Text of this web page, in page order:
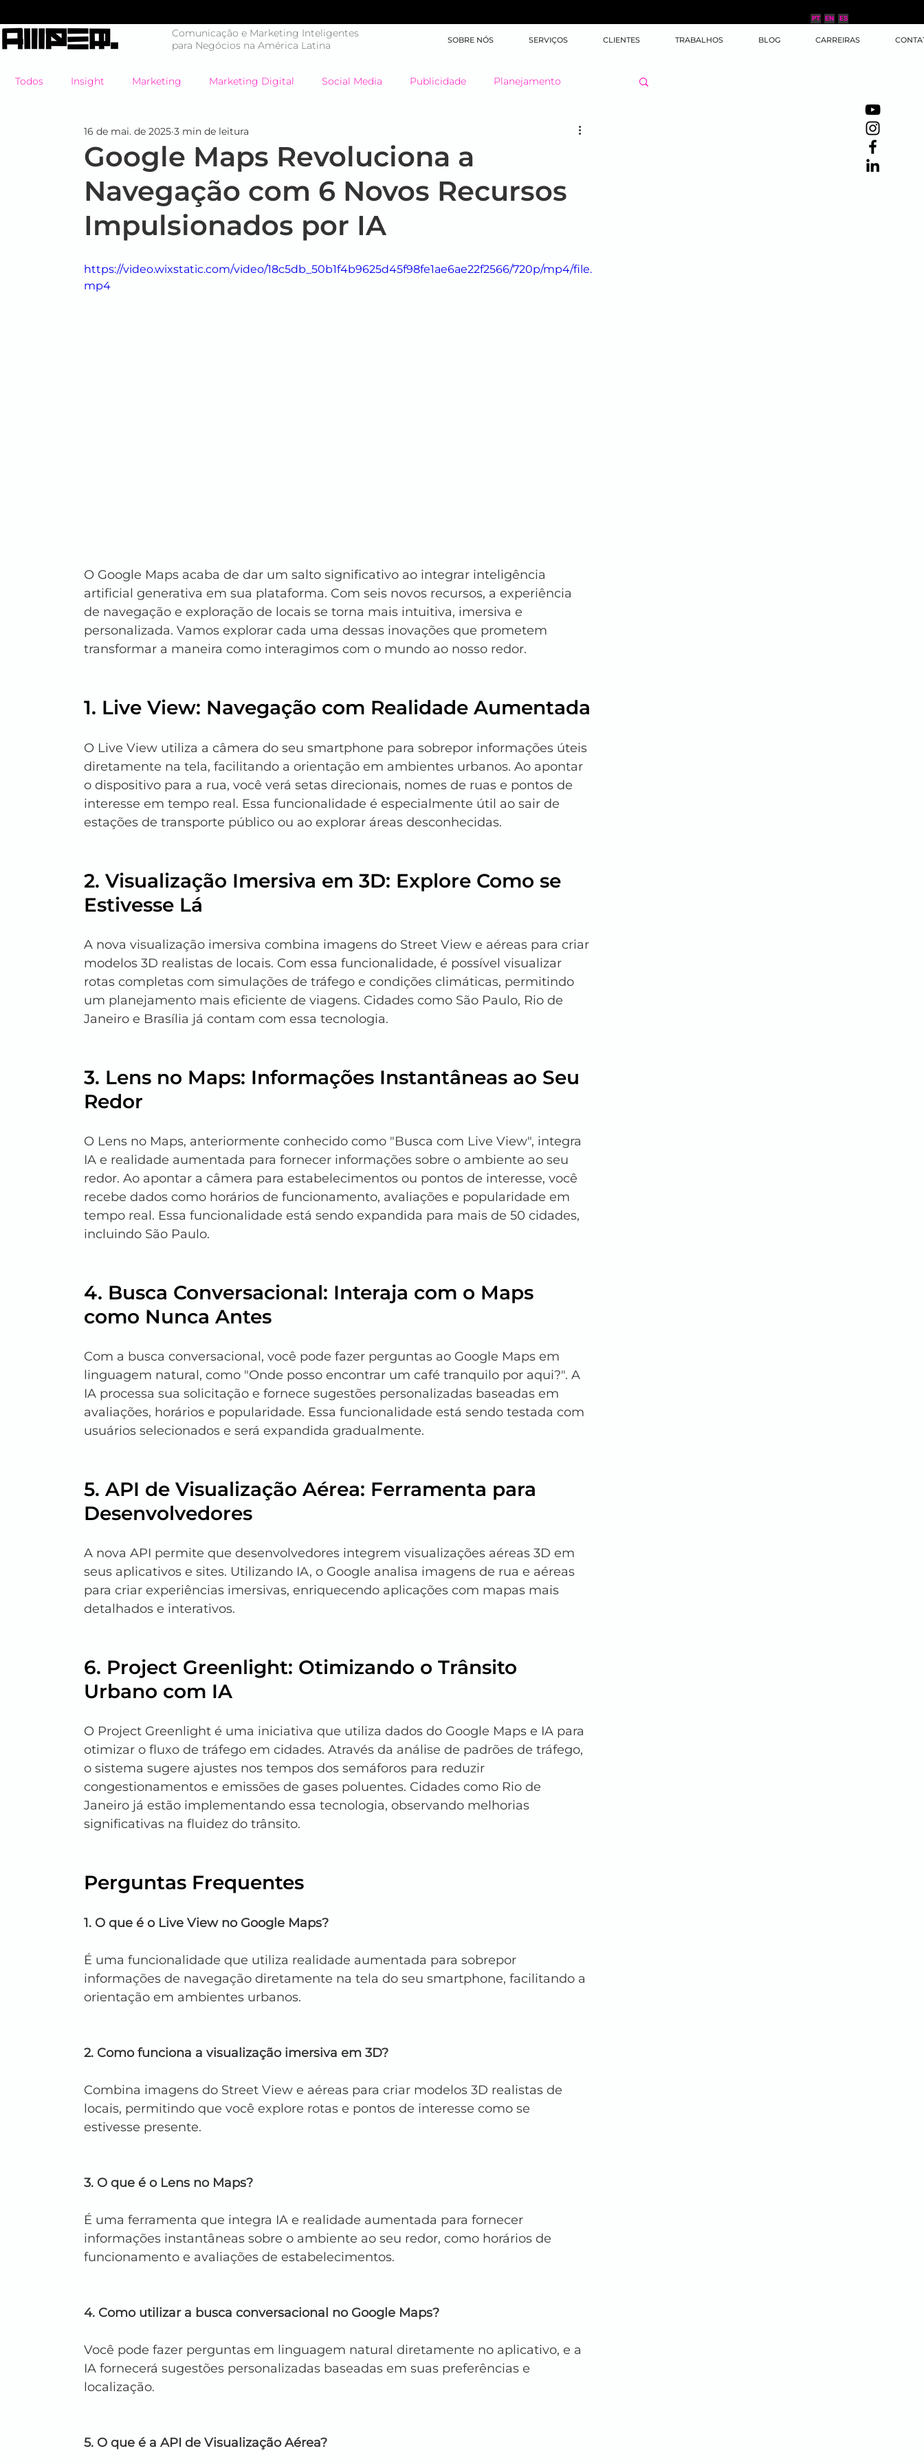
Comunicação e Marketing Inteligentes
para Negócios na América Latina
ES
EN
PT
SOBRE NÓS SERVIÇOS CLIENTES TRABALHOS BLOG CARREIRAS
Todos Insight Marketing Marketing Digital Social Media Publicidade Planejamento
Mercado em Choque Negócios Branding Brand XP
#energiahumana Case de Sucesso Marketing de Conteúdo Inteligência Artificial
Google Maps Revoluciona a
Navegação com 6 Novos Recursos
Impulsionados por IA
16 de mai. de 2025 3 min de leitura
https://video.wixstatic.com/video/18c5db_50b1f4b9625d45f98fe1ae6ae22f2566/720p/mp4/file.
mp4
O Google Maps acaba de dar um salto significativo ao integrar inteligência
artificial generativa em sua plataforma. Com seis novos recursos, a experiência
de navegação e exploração de locais se torna mais intuitiva, imersiva e
personalizada. Vamos explorar cada uma dessas inovações que prometem
transformar a maneira como interagimos com o mundo ao nosso redor.
1. Live View: Navegação com Realidade Aumentada
O Live View utiliza a câmera do seu smartphone para sobrepor informações úteis
diretamente na tela, facilitando a orientação em ambientes urbanos. Ao apontar
o dispositivo para a rua, você verá setas direcionais, nomes de ruas e pontos de
interesse em tempo real. Essa funcionalidade é especialmente útil ao sair de
estações de transporte público ou ao explorar áreas desconhecidas.
2. Visualização Imersiva em 3D: Explore Como se
Estivesse Lá
A nova visualização imersiva combina imagens do Street View e aéreas para criar
modelos 3D realistas de locais. Com essa funcionalidade, é possível visualizar
rotas completas com simulações de tráfego e condições climáticas, permitindo
um planejamento mais eficiente de viagens. Cidades como São Paulo, Rio de
Janeiro e Brasília já contam com essa tecnologia.
3. Lens no Maps: Informações Instantâneas ao Seu
Redor
O Lens no Maps, anteriormente conhecido como "Busca com Live View", integra
IA e realidade aumentada para fornecer informações sobre o ambiente ao seu
redor. Ao apontar a câmera para estabelecimentos ou pontos de interesse, você
recebe dados como horários de funcionamento, avaliações e popularidade em
tempo real. Essa funcionalidade está sendo expandida para mais de 50 cidades,
incluindo São Paulo.
4. Busca Conversacional: Interaja com o Maps
como Nunca Antes
Com a busca conversacional, você pode fazer perguntas ao Google Maps em
linguagem natural, como "Onde posso encontrar um café tranquilo por aqui?". A
IA processa sua solicitação e fornece sugestões personalizadas baseadas em
avaliações, horários e popularidade. Essa funcionalidade está sendo testada com
usuários selecionados e será expandida gradualmente.
5. API de Visualização Aérea: Ferramenta para
Desenvolvedores
A nova API permite que desenvolvedores integrem visualizações aéreas 3D em
seus aplicativos e sites. Utilizando IA, o Google analisa imagens de rua e aéreas
para criar experiências imersivas, enriquecendo aplicações com mapas mais
detalhados e interativos.
6. Project Greenlight: Otimizando o Trânsito
Urbano com IA
O Project Greenlight é uma iniciativa que utiliza dados do Google Maps e IA para
otimizar o fluxo de tráfego em cidades. Através da análise de padrões de tráfego,
o sistema sugere ajustes nos tempos dos semáforos para reduzir
congestionamentos e emissões de gases poluentes. Cidades como Rio de
Janeiro já estão implementando essa tecnologia, observando melhorias
significativas na fluidez do trânsito.
Perguntas Frequentes
1. O que é o Live View no Google Maps?
É uma funcionalidade que utiliza realidade aumentada para sobrepor
informações de navegação diretamente na tela do seu smartphone, facilitando a
orientação em ambientes urbanos.
2. Como funciona a visualização imersiva em 3D?
Combina imagens do Street View e aéreas para criar modelos 3D realistas de
locais, permitindo que você explore rotas e pontos de interesse como se
estivesse presente.
3. O que é o Lens no Maps?
É uma ferramenta que integra IA e realidade aumentada para fornecer
informações instantâneas sobre o ambiente ao seu redor, como horários de
funcionamento e avaliações de estabelecimentos.
4. Como utilizar a busca conversacional no Google Maps?
Você pode fazer perguntas em linguagem natural diretamente no aplicativo, e a
IA fornecerá sugestões personalizadas baseadas em suas preferências e
localização.
5. O que é a API de Visualização Aérea?